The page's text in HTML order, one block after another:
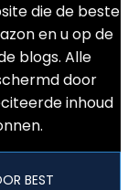
die de beste
en u op de
blogs. Alle
door
inhoud
BEST